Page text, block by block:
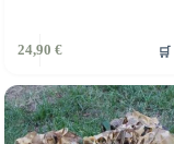
24,90 € 🛒